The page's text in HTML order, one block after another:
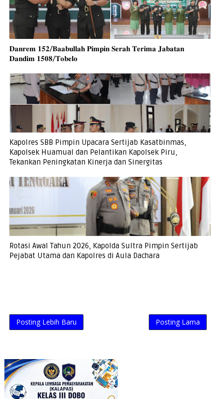
𝐃𝐚𝐧𝐫𝐞𝐦 𝟏𝟓𝟐/𝐁𝐚𝐚𝐛𝐮𝐥𝐥𝐚𝐡 𝐏𝐢𝐦𝐩𝐢𝐧 𝐒𝐞𝐫𝐚𝐡 𝐓𝐞𝐫𝐢𝐦𝐚 𝐉𝐚𝐛𝐚𝐭𝐚𝐧
𝐃𝐚𝐧𝐝𝐢𝐦 𝟏𝟓𝟎𝟖/𝐓𝐨𝐛𝐞𝐥𝐨
Kapolres SBB Pimpin Upacara Sertijab Kasatbinmas,
Kapolsek Huamual dan Pelantikan Kapolsek Piru,
Tekankan Peningkatan Kinerja dan Sinergitas
Rotasi Awal Tahun 2026, Kapolda Sultra Pimpin Sertijab
Pejabat Utama dan Kapolres di Aula Dachara
Posting Lebih Baru Posting Lama